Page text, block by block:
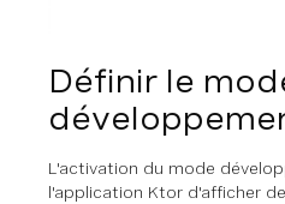
Définir le
L'activation du mode
l'application Ktor d'afficher